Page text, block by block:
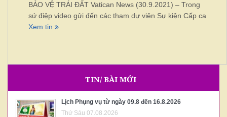
BẢO VỆ TRÁI ĐẤT Vatican News (30.9.2021) – Trong
sứ điệp video gửi đến các tham dự viên Sự kiện Cấp ca
Xem tin
TIN/ BÀI MỚI
Lịch Phụng vụ từ ngày 09.8 đến 16.8.2026
Thứ Sáu 07.08.2026